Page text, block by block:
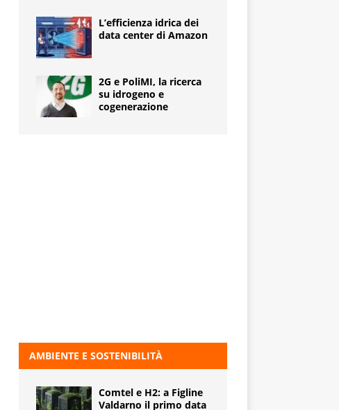
L’efficienza idrica dei
data center di Amazon
2G e PoliMI, la ricerca
su idrogeno e
cogenerazione
AMBIENTE E SOSTENIBILITÀ
Comtel e H2: a Figline
Valdarno il primo data